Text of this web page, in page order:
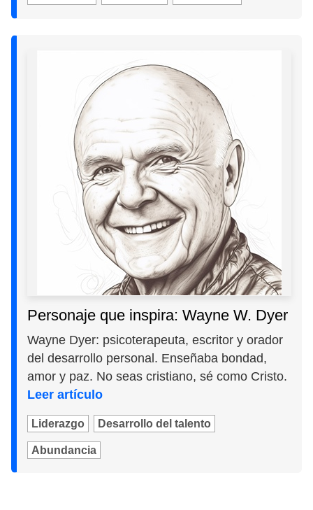
Personaje que inspira: Wayne W. Dyer
Wayne Dyer: psicoterapeuta, escritor y orador
del desarrollo personal. Enseñaba bondad,
amor y paz. No seas cristiano, sé como Cristo.
Leer artículo
Liderazgo Desarrollo del talento
Abundancia